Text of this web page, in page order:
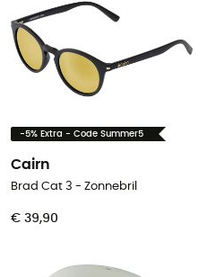
-5% Extra - Code Summer5
Cairn
Brad Cat 3 - Zonnebril
€ 39,90